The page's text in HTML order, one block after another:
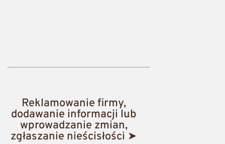
Reklamowanie firmy,
dodawanie informacji lub
wprowadzanie zmian,
zgłaszanie nieścisłości ➤